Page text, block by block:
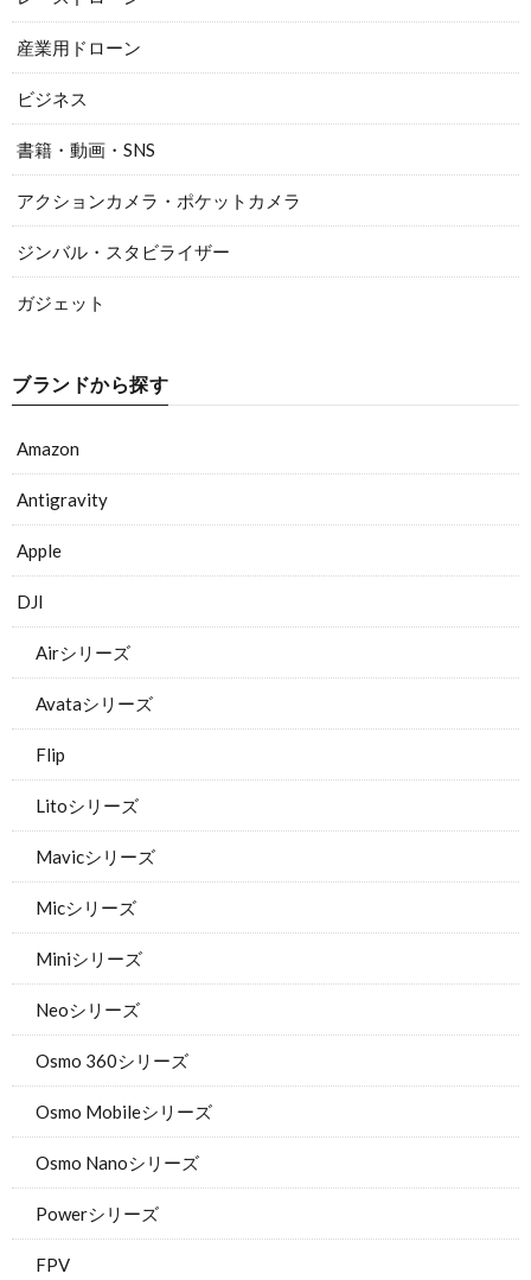
産業用ドローン
ビジネス
書籍・動画・SNS
アクションカメラ・ポケットカメラ
ジンバル・スタビライザー
ガジェット
ブランドから探す
Amazon
Antigravity
Apple
DJI
Airシリーズ
Avataシリーズ
Flip
Litoシリーズ
Mavicシリーズ
Micシリーズ
Miniシリーズ
Neoシリーズ
Osmo 360シリーズ
Osmo Mobileシリーズ
Osmo Nanoシリーズ
Powerシリーズ
FPV